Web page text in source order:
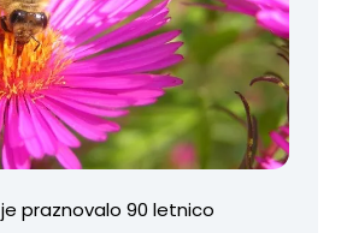
praznovalo 90 letnico